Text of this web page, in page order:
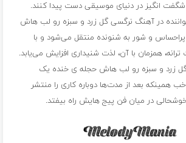
انگیز در دنیای موسیقی دست پیدا کنند.
در آهنگ نرگسی گل زرد و سبزه رو لب هاش
پراحساس و شور به شنونده منتقل می‌شود و با
همزمان با آن، لذت شنیداری افزایش می‌یابد.
زرد و سبزه رو لب هاش حجله ی خنده یک
همینکه بعد از مدت‌ها دوباره کاری را منتشر
در میان فن پیج هایش راه بیفتد.